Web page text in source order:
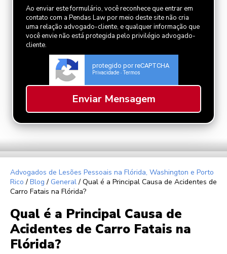
Ao enviar este formulário, você reconhece que entrar em
contato com a Pendas Law por meio deste site não cria
uma relação advogado-cliente, e qualquer informação que
você envie não está protegida pelo privilégio advogado-
cliente.
protegido por reCAPTCHA
Privacidade - Termos
Advogados de Lesões Pessoais na Flórida, Washington e Porto
Rico / Blog / General/ Qual é a Principal Causa de Acidentes de
Carro Fatais na Flórida?
Qual é a Principal Causa de
Acidentes de Carro Fatais na
Flórida?